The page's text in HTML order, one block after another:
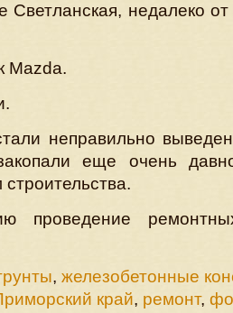
недалеко от
Mazda.
неправильно
еще очень
проведение
, железобетонные
край, ремонт,